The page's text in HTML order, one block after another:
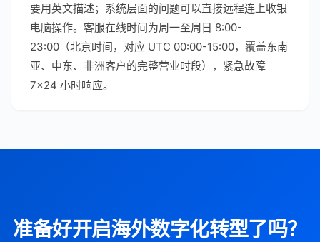
要用英文描述；系统层面的问题可以直接远程连上收银
电脑操作。客服在线时间为周一至周日 8:00-
23:00（北京时间，对应 UTC 00:00-15:00，覆盖东南
亚、中东、非洲客户的完整营业时段），紧急故障
7×24 小时响应。
准备好开启海外数字化转型了吗？